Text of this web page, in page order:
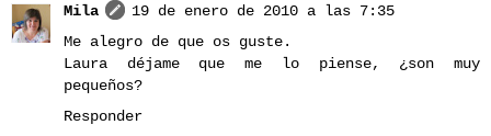
Mila
19 de enero de 2010 a las 7:35
Me alegro de que os guste.
Laura déjame que me lo piense, ¿son muy
pequeños?
Responder